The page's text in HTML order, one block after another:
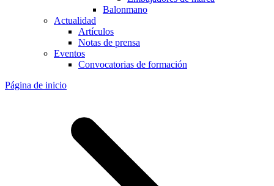
Balonmano
Actualidad
Artículos
Notas de prensa
Eventos
Convocatorias de formación
Página de inicio